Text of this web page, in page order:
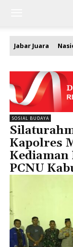
Jabar Juara
SOSIAL BUDAYA
Kapolres
Kediaman
PCNU